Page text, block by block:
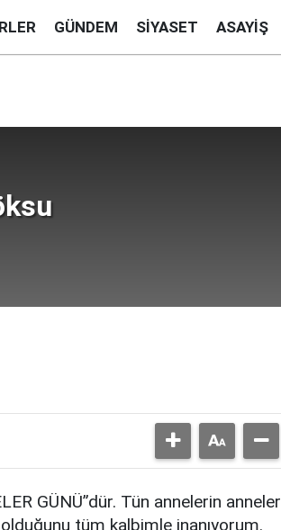
GÜNDEM SIYASET ASAYIŞ
GÜNÜ”dür. Tün annelerin anneler
tüm kalbimle inanıyorum.